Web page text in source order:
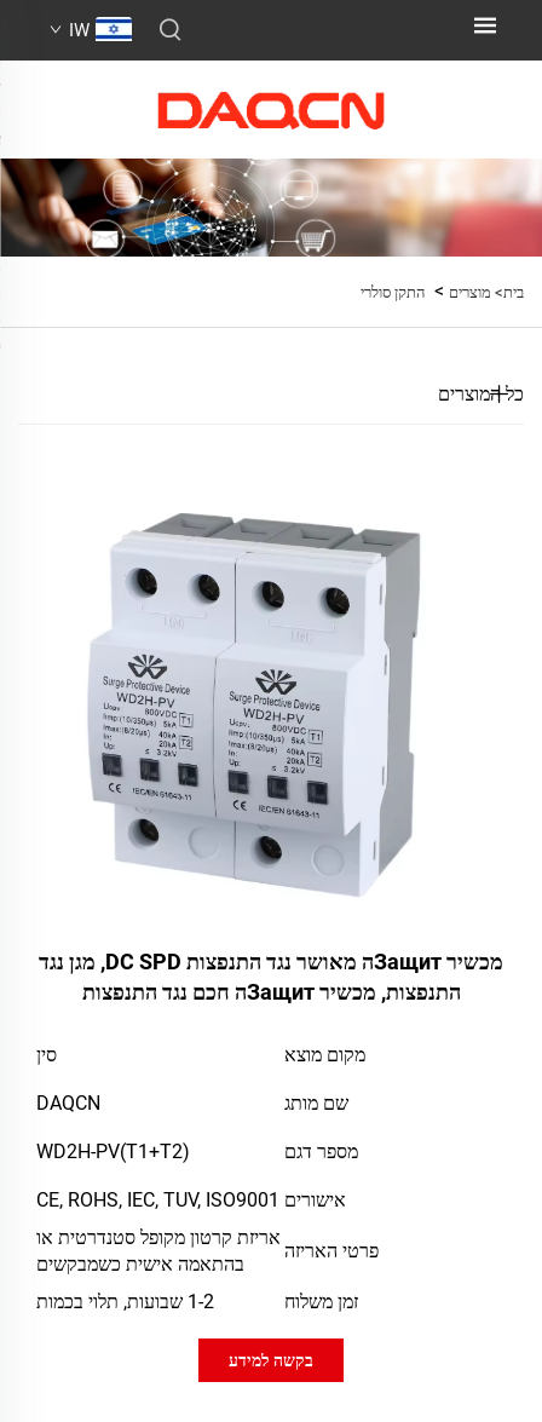
IW
בית> מוצרים > התקן סולרי
כל המוצרים
מכשיר Защитה מאושר נגד התנפצות DC SPD, מגן נגד
התנפצות, מכשיר Защитה חכם נגד התנפצות
מקום מוצא סין
שם מותג DAQCN
מספר דגם WD2H-PV(T1+T2)
אישורים CE, ROHS, IEC, TUV, ISO9001
פרטי האריזה
אריזת קרטון מקופל סטנדרטית או
בהתאמה אישית כשמבקשים
זמן משלוח
1-2 שבועות, תלוי בכמות
בקשה למידע